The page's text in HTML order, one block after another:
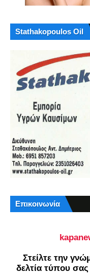
Stathakopoulos Oil
Επικοινωνία
Στείλτε την
δελτία τύπου